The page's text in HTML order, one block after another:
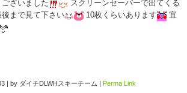
ざいました
スクリーンセーバーで出てくる
まで見て下さい
10枚くらいあります
宜
| by ダイチDLWHスキーチーム | Perma Link